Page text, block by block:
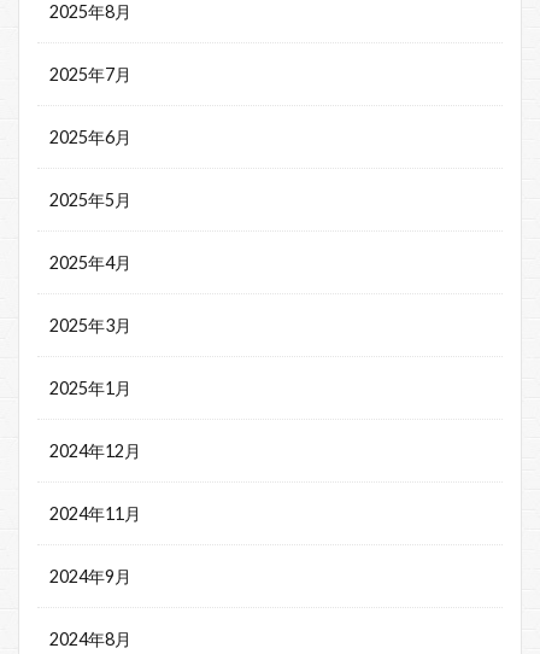
2025年8月
2025年7月
2025年6月
2025年5月
2025年4月
2025年3月
2025年1月
2024年12月
2024年11月
2024年9月
2024年8月